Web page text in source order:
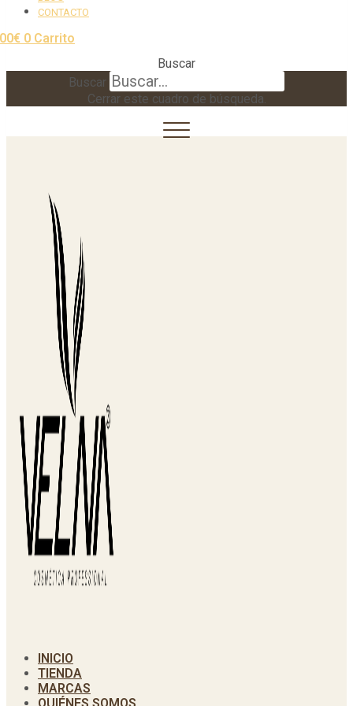
CONTACTO
€ 0 Carrito
Buscar
Buscar
Cerrar este cuadro de búsqueda.
INICIO
TIENDA
MARCAS